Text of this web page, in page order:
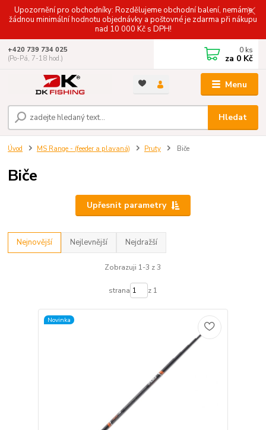
Upozornění pro obchodníky: Rozdělujeme obchodní balení, nemáme
žádnou minimální hodnotu objednávky a poštovné je zdarma při nákupu
nad 10 000 Kč s DPH!
Menu
Hledat
+420 739 734 025
(Po-Pá, 7-18 hod.)
0 ks
za 0 Kč
Úvod MS Range - (feeder a plavaná) Pruty Biče
Biče
Upřesnit parametry
Nejnovější Nejlevnější Nejdražší
Zobrazuji 1-3 z 3
strana z 1
Novinka